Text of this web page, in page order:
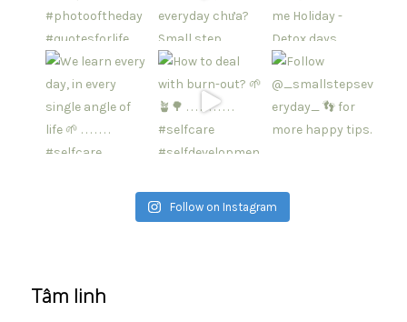
Follow on Instagram
Tâm linh